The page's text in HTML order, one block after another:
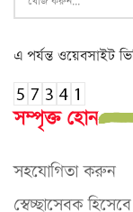
এ পর্যন্ত ওয়েবসাইট
সম্পৃক্ত হোন
সহযোগিতা করুন
স্বেচ্ছাসেবক